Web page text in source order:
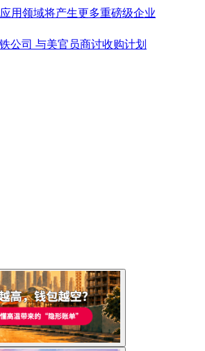
用领域将产生更多重磅级企业
公司 与美官员商讨收购计划